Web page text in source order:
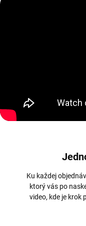
Ku každej
ktorý vás po
video, kde je krok